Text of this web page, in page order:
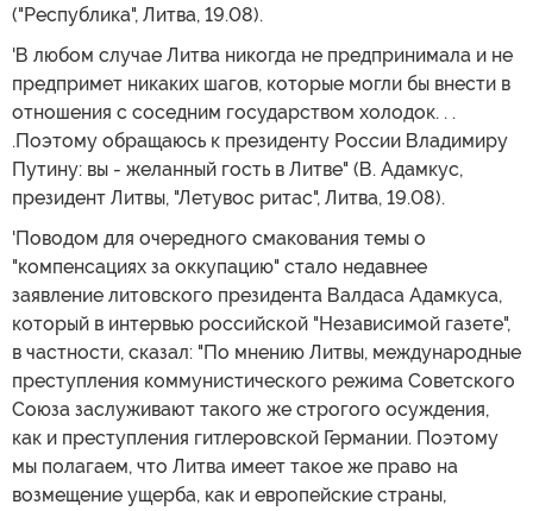
("Республика", Литва, 19.08).
'В любом случае Литва никогда не предпринимала и не
предпримет никаких шагов, которые могли бы внести в
отношения с соседним государством холодок. . .
.Поэтому обращаюсь к президенту России Владимиру
Путину: вы - желанный гость в Литве" (В. Адамкус,
президент Литвы, "Летувос ритас", Литва, 19.08).
'Поводом для очередного смакования темы о
"компенсациях за оккупацию" стало недавнее
заявление литовского президента Валдаса Адамкуса,
который в интервью российской "Независимой газете",
в частности, сказал: "По мнению Литвы, международные
преступления коммунистического режима Советского
Союза заслуживают такого же строгого осуждения,
как и преступления гитлеровской Германии. Поэтому
мы полагаем, что Литва имеет такое же право на
возмещение ущерба, как и европейские страны,